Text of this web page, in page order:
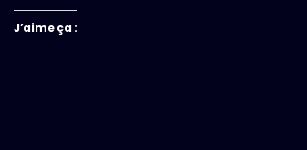
J’aime ça :